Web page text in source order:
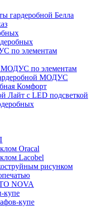
гардеробной Белла
по элементам
МОДУС по элементам
МОДУС
Комфорт
Лайт с LED подсветкой
Oracal
Lacobel
рисунком
NOVA
купе
купе